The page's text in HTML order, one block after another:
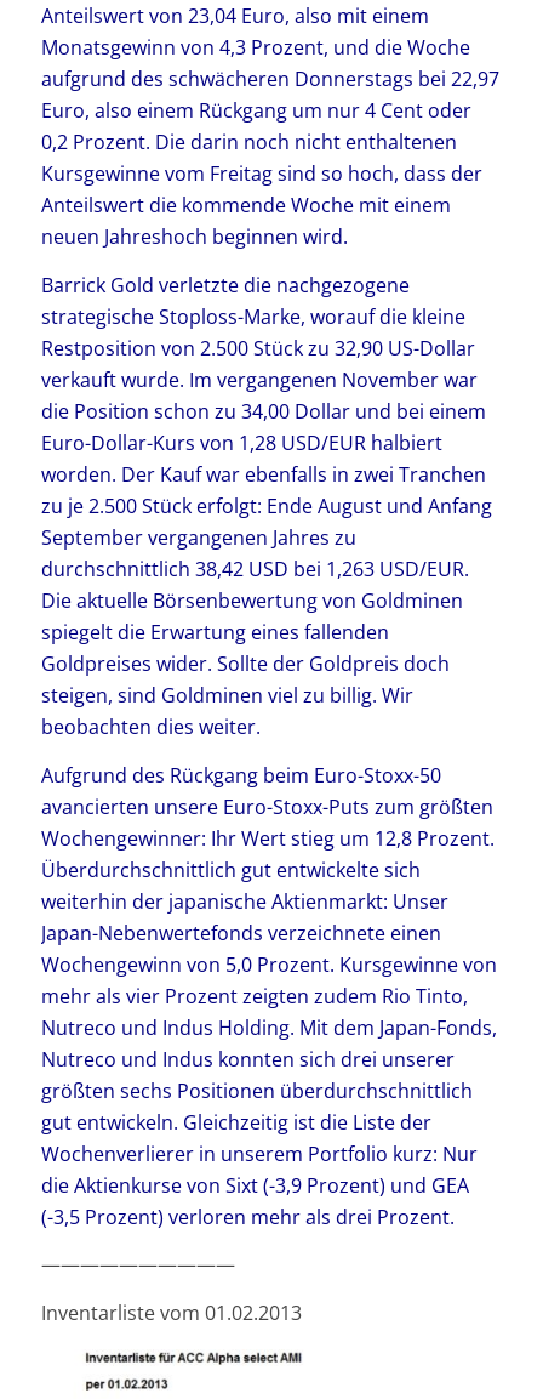
Anteilswert von 23,04 Euro, also mit einem
Monatsgewinn von 4,3 Prozent, und die Woche
aufgrund des schwächeren Donnerstags bei 22,97
Euro, also einem Rückgang um nur 4 Cent oder
0,2 Prozent. Die darin noch nicht enthaltenen
Kursgewinne vom Freitag sind so hoch, dass der
Anteilswert die kommende Woche mit einem
neuen Jahreshoch beginnen wird.
Barrick Gold verletzte die nachgezogene
strategische Stoploss-Marke, worauf die kleine
Restposition von 2.500 Stück zu 32,90 US-Dollar
verkauft wurde. Im vergangenen November war
die Position schon zu 34,00 Dollar und bei einem
Euro-Dollar-Kurs von 1,28 USD/EUR halbiert
worden. Der Kauf war ebenfalls in zwei Tranchen
zu je 2.500 Stück erfolgt: Ende August und Anfang
September vergangenen Jahres zu
durchschnittlich 38,42 USD bei 1,263 USD/EUR.
Die aktuelle Börsenbewertung von Goldminen
spiegelt die Erwartung eines fallenden
Goldpreises wider. Sollte der Goldpreis doch
steigen, sind Goldminen viel zu billig. Wir
beobachten dies weiter.
Aufgrund des Rückgang beim Euro-Stoxx-50
avancierten unsere Euro-Stoxx-Puts zum größten
Wochengewinner: Ihr Wert stieg um 12,8 Prozent.
Überdurchschnittlich gut entwickelte sich
weiterhin der japanische Aktienmarkt: Unser
Japan-Nebenwertefonds verzeichnete einen
Wochengewinn von 5,0 Prozent. Kursgewinne von
mehr als vier Prozent zeigten zudem Rio Tinto,
Nutreco und Indus Holding. Mit dem Japan-Fonds,
Nutreco und Indus konnten sich drei unserer
größten sechs Positionen überdurchschnittlich
gut entwickeln. Gleichzeitig ist die Liste der
Wochenverlierer in unserem Portfolio kurz: Nur
die Aktienkurse von Sixt (-3,9 Prozent) und GEA
(-3,5 Prozent) verloren mehr als drei Prozent.
——————————
Inventarliste vom 01.02.2013